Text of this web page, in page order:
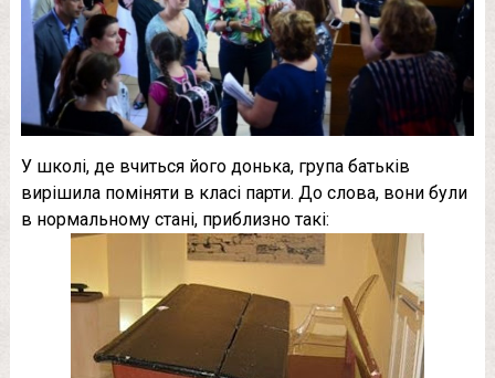
У школі, де вчиться його донька, група батьків
вирішила поміняти в класі парти. До слова, вони були
в нормальному стані, приблизно такі: